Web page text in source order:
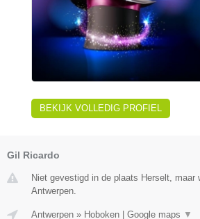
BEKIJK VOLLEDIG PROFIEL
Gil Ricardo
Niet gevestigd in de plaats Herselt, maar
Antwerpen.
Antwerpen » Hoboken Google maps ▼